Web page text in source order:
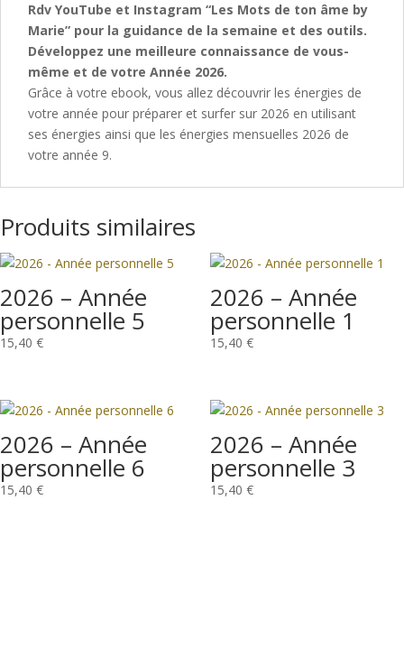
Rdv YouTube et Instagram “Les Mots de ton âme by
Marie” pour la guidance de la semaine et des outils.
Développez une meilleure connaissance de vous-
même et de votre Année 2026.
Grâce à votre ebook, vous allez découvrir les énergies de
votre année pour préparer et surfer sur 2026 en utilisant
ses énergies ainsi que les énergies mensuelles 2026 de
votre année 9.
Produits similaires
2026 – Année
personnelle 5
15,40 €
2026 – Année
personnelle 1
15,40 €
2026 – Année
personnelle 6
15,40 €
2026 – Année
personnelle 3
15,40 €